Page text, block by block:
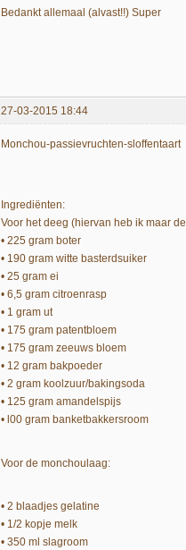
Bedankt allemaal (alvast!!) Super
27-03-2015 18:44
Monchou-passievruchten-sloffentaart
Ingrediënten:
Voor het deeg (hiervan heb ik maar
• 225 gram boter
• 190 gram witte basterdsuiker
• 25 gram ei
• 6,5 gram citroenrasp
• 1 gram ut
• 175 gram patentbloem
• 175 gram zeeuws bloem
• 12 gram bakpoeder
• 2 gram koolzuur/bakingsoda
• 125 gram amandelspijs
• l00 gram banketbakkersroom
Voor de monchoulaag:
• 2 blaadjes gelatine
• 1/2 kopje melk
• 350 ml slagroom